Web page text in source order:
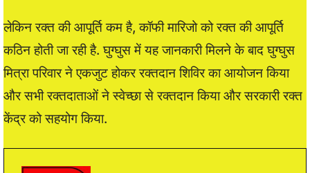
लेकिन रक्त की आपूर्ति कम है, कॉफी मारिजो को रक्त की आपूर्ति
कठिन होती जा रही है. घुग्घुस में यह जानकारी मिलने के बाद घुग्घुस
मित्रा परिवार ने एकजुट होकर रक्तदान शिविर का आयोजन किया
और सभी रक्तदाताओं ने स्वेच्छा से रक्तदान किया और सरकारी रक्त
केंद्र को सहयोग किया.